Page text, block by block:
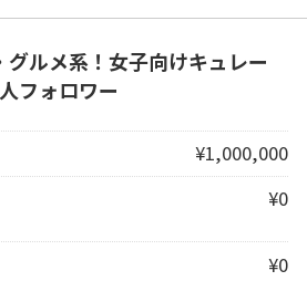
グルメ系！女子向けキュレー
フォロワー
¥1,000,000
¥0
¥0